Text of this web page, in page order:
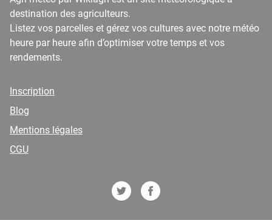
destination des agriculteurs.
Listez vos parcelles et gérez vos cultures avec notre météo
heure par heure afin d’optimiser votre temps et vos
rendements.
Inscription
Blog
Mentions légales
CGU